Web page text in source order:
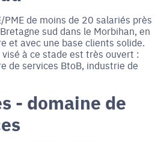
PME de moins de 20 salariés près
sud dans le Morbihan, en
et avec une base clients solide.
à ce stade est très ouvert :
de services BtoB, industrie de
- domaine de